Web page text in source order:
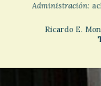
Administración:
Ricardo E.